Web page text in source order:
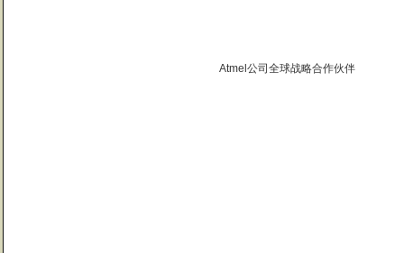
Atmel公司全球战略合作伙伴
曙海的andriod 系统与应用培训完全符合了我公司的要求，达到了我公司培训的